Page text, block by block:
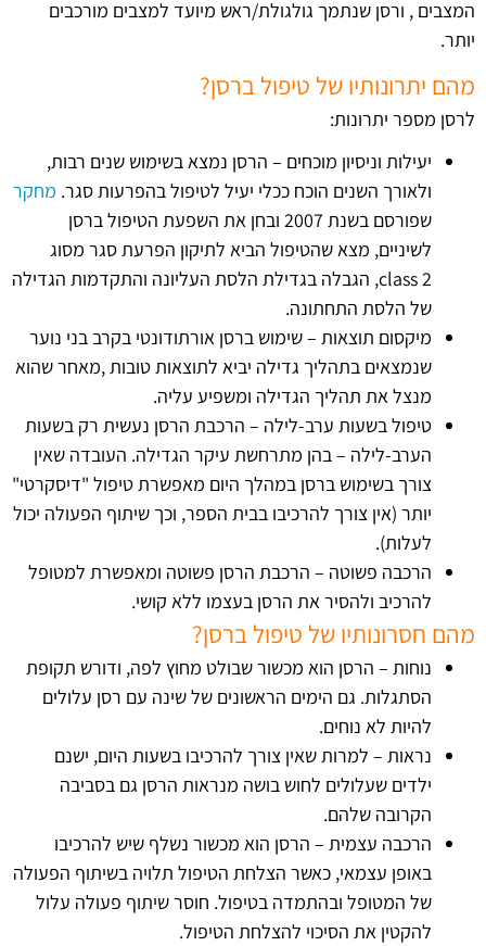
המצבים , ורסן שנתמך גולגולת/ראש מיועד למצבים מורכבים
יותר.
מהם יתרונותיו של טיפול ברסן?
לרסן מספר יתרונות:
יעילות וניסיון מוכחים – הרסן נמצא בשימוש שנים רבות,
ולאורך השנים הוכח ככלי יעיל לטיפול בהפרעות סגר. מחקר
שפורסם בשנת 2007 ובחן את השפעת הטיפול ברסן
לשיניים, מצא שהטיפול הביא לתיקון הפרעת סגר מסוג
class 2, הגבלה בגדילת הלסת העליונה והתקדמות הגדילה
של הלסת התחתונה.
מיקסום תוצאות – שימוש ברסן אורתודונטי בקרב בני נוער
שנמצאים בתהליך גדילה יביא לתוצאות טובות ,מאחר שהוא
מנצל את תהליך הגדילה ומשפיע עליה.
טיפול בשעות ערב-לילה – הרכבת הרסן נעשית רק בשעות
הערב-לילה – בהן מתרחשת עיקר הגדילה. העובדה שאין
צורך בשימוש ברסן במהלך היום מאפשרת טיפול "דיסקרטי"
יותר (אין צורך להרכיבו בבית הספר, וכך שיתוף הפעולה יכול
לעלות).
הרכבה פשוטה – הרכבת הרסן פשוטה ומאפשרת למטופל
להרכיב ולהסיר את הרסן בעצמו ללא קושי.
מהם חסרונותיו של טיפול ברסן?
נוחות – הרסן הוא מכשור שבולט מחוץ לפה, ודורש תקופת
הסתגלות. גם הימים הראשונים של שינה עם רסן עלולים
להיות לא נוחים.
נראות – למרות שאין צורך להרכיבו בשעות היום, ישנם
ילדים שעלולים לחוש בושה מנראות הרסן גם בסביבה
הקרובה שלהם.
הרכבה עצמית – הרסן הוא מכשור נשלף שיש להרכיבו
באופן עצמאי, כאשר הצלחת הטיפול תלויה בשיתוף הפעולה
של המטופל ובהתמדה בטיפול. חוסר שיתוף פעולה עלול
להקטין את הסיכוי להצלחת הטיפול.